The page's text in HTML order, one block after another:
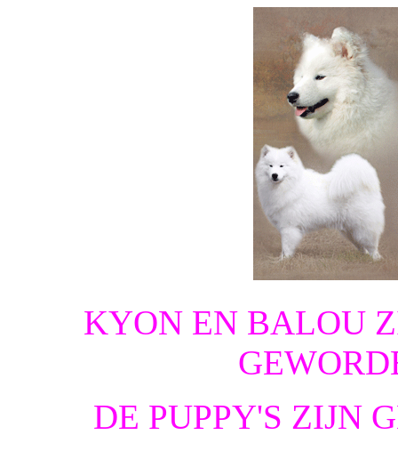
KYON EN BALOU
DE PUPPY'S ZIJN